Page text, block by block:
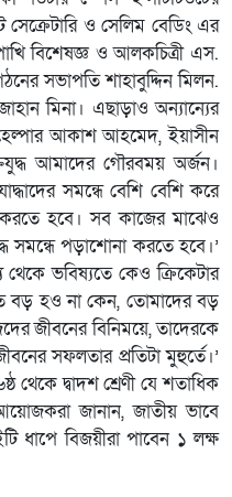
ও সেলিম বেডিং এর
বিশেষজ্ঞ ও আলকচিত্রী এস.
সভাপতি শাহাবুদ্দিন মিলন.
মিনা। এছাড়াও অন্যান্যের
আকাশ আহমেদ, ইয়াসীন
আমাদের গৌরবময় অর্জন।
সমন্ধে বেশি বেশি করে
করতে হবে। সব কাজের মাঝেও
সমন্ধে পড়াশোনা করতে হবে।’
ভবিষ্যতে কেও ক্রিকেটার
বড় হও না কেন, তোমাদের বড়
জীবনের বিনিময়ে, তাদেরকে
সফলতার প্রতিটা মুহুর্তে।’
থেকে দ্বাদশ শ্রেণী যে শতাধিক
জানান, জাতীয় ভাবে
ধাপে বিজয়ীরা পাবেন ১ লক্ষ